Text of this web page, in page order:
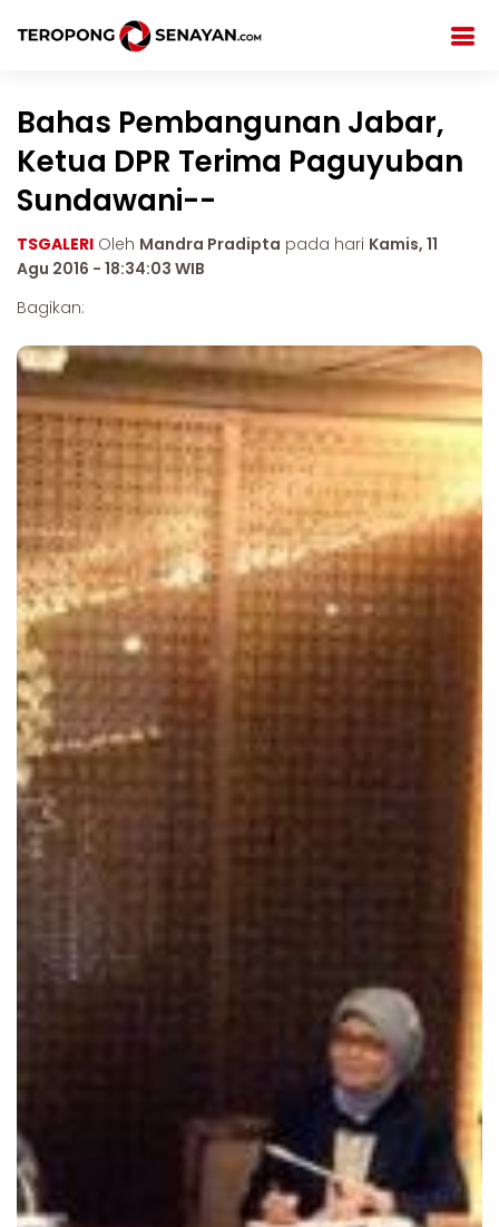
Bahas Pembangunan Jabar,
Ketua DPR Terima Paguyuban
Sundawani--
TSGALERI Oleh Mandra Pradipta pada hari Kamis, 11
Agu 2016 - 18:34:03 WIB
Bagikan: